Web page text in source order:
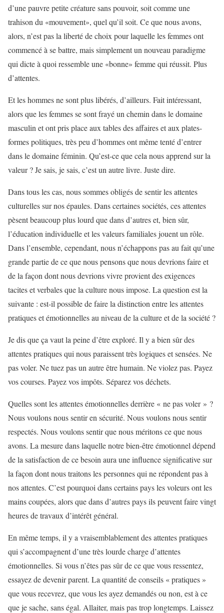
d’une pauvre petite créature sans pouvoir, soit comme une
trahison du «mouvement», quel qu’il soit. Ce que nous avons,
alors, n’est pas la liberté de choix pour laquelle les femmes ont
commencé à se battre, mais simplement un nouveau paradigme
qui dicte à quoi ressemble une «bonne» femme qui réussit. Plus
d’attentes.
Et les hommes ne sont plus libérés, d’ailleurs. Fait intéressant,
alors que les femmes se sont frayé un chemin dans le domaine
masculin et ont pris place aux tables des affaires et aux plates-
formes politiques, très peu d’hommes ont même tenté d’entrer
dans le domaine féminin. Qu’est-ce que cela nous apprend sur la
valeur ? Je sais, je sais, c’est un autre livre. Juste dire.
Dans tous les cas, nous sommes obligés de sentir les attentes
culturelles sur nos épaules. Dans certaines sociétés, ces attentes
pèsent beaucoup plus lourd que dans d’autres et, bien sûr,
l’éducation individuelle et les valeurs familiales jouent un rôle.
Dans l’ensemble, cependant, nous n’échappons pas au fait qu’une
grande partie de ce que nous pensons que nous devrions faire et
de la façon dont nous devrions vivre provient des exigences
tacites et verbales que la culture nous impose. La question est la
suivante : est-il possible de faire la distinction entre les attentes
pratiques et émotionnelles au niveau de la culture et de la société ?
Je dis que ça vaut la peine d’être exploré. Il y a bien sûr des
attentes pratiques qui nous paraissent très logiques et sensées. Ne
pas voler. Ne tuez pas un autre être humain. Ne violez pas. Payez
vos courses. Payez vos impôts. Séparez vos déchets.
Quelles sont les attentes émotionnelles derrière « ne pas voler » ?
Nous voulons nous sentir en sécurité. Nous voulons nous sentir
respectés. Nous voulons sentir que nous méritons ce que nous
avons. La mesure dans laquelle notre bien-être émotionnel dépend
de la satisfaction de ce besoin aura une influence significative sur
la façon dont nous traitons les personnes qui ne répondent pas à
nos attentes. C’est pourquoi dans certains pays les voleurs ont les
mains coupées, alors que dans d’autres pays ils peuvent faire vingt
heures de travaux d’intérêt général.
En même temps, il y a vraisemblablement des attentes pratiques
qui s’accompagnent d’une très lourde charge d’attentes
émotionnelles. Si vous n’êtes pas sûr de ce que vous ressentez,
essayez de devenir parent. La quantité de conseils « pratiques »
que vous recevrez, que vous les ayez demandés ou non, est à ce
que je sache, sans égal. Allaiter, mais pas trop longtemps. Laissez